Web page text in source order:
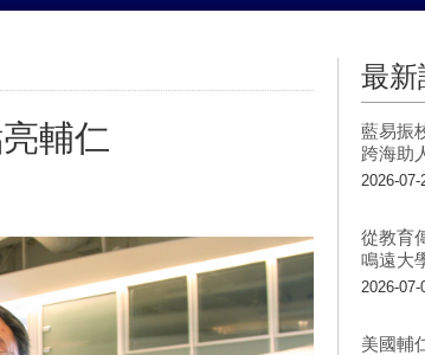
輔仁
最新
藍易振
跨海助
2026-07-
從教育
鳴遠大
2026-07-
美國輔